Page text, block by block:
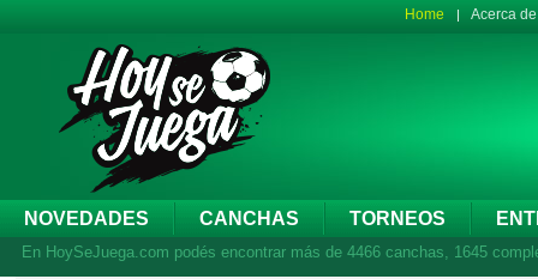
Home Acerca
NOVEDADES CANCHAS TORNEOS
En HoySeJuega.com podés encontrar más de 4466 canchas, 1645